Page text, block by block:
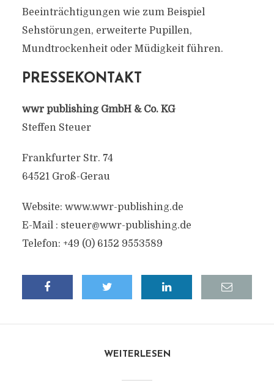
Beeinträchtigungen wie zum Beispiel
Sehstörungen, erweiterte Pupillen,
Mundtrockenheit oder Müdigkeit führen.
PRESSEKONTAKT
wwr publishing GmbH & Co. KG
Steffen Steuer
Frankfurter Str. 74
64521 Groß-Gerau
Website: www.wwr-publishing.de
E-Mail : steuer@wwr-publishing.de
Telefon: +49 (0) 6152 9553589
WEITERLESEN